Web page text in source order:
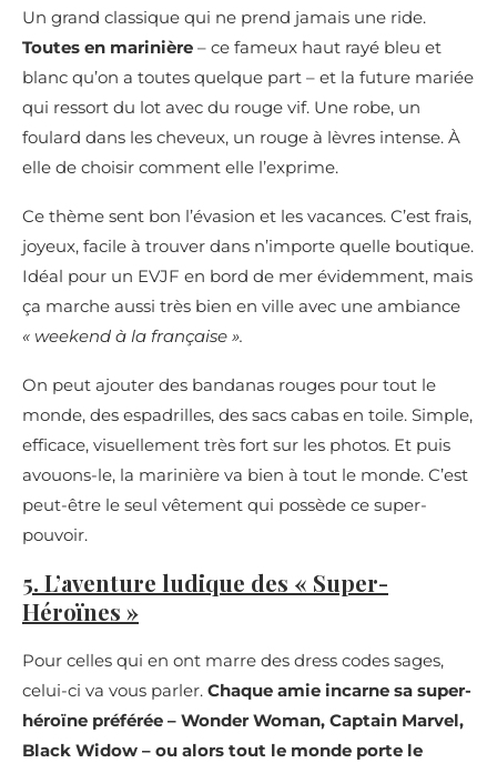
Un grand classique qui ne prend jamais une ride.
Toutes en marinière – ce fameux haut rayé bleu et
blanc qu’on a toutes quelque part – et la future mariée
qui ressort du lot avec du rouge vif. Une robe, un
foulard dans les cheveux, un rouge à lèvres intense. À
elle de choisir comment elle l’exprime.
Ce thème sent bon l’évasion et les vacances. C’est frais,
joyeux, facile à trouver dans n’importe quelle boutique.
Idéal pour un EVJF en bord de mer évidemment, mais
ça marche aussi très bien en ville avec une ambiance
« weekend à la française ».
On peut ajouter des bandanas rouges pour tout le
monde, des espadrilles, des sacs cabas en toile. Simple,
efficace, visuellement très fort sur les photos. Et puis
avouons-le, la marinière va bien à tout le monde. C’est
peut-être le seul vêtement qui possède ce super-
pouvoir.
5. L’aventure ludique des « Super-
Héroïnes »
Pour celles qui en ont marre des dress codes sages,
celui-ci va vous parler. Chaque amie incarne sa super-
héroïne préférée – Wonder Woman, Captain Marvel,
Black Widow – ou alors tout le monde porte le